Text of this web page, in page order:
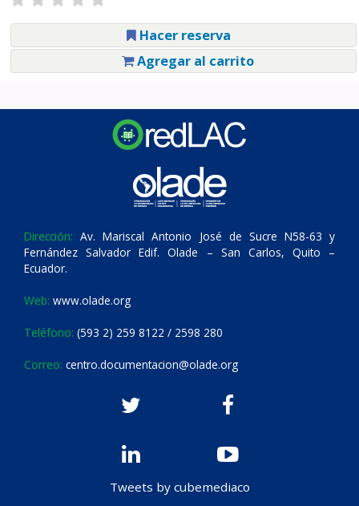
Hacer reserva
Agregar al carrito
Dirección: Av. Mariscal Antonio José de Sucre N58-63 y
Fernández Salvador Edif. Olade – San Carlos, Quito –
Ecuador.
Web: www.olade.org
Teléfono: (593 2) 259 8122 / 2598 280
Correo: centro.documentacion@olade.org
Tweets by cubemediaco